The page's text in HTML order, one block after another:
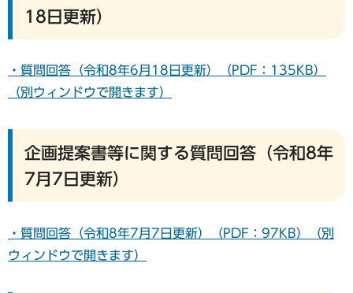
18日更新）
・質問回答（令和8年6月18日更新）（PDF：135KB）
（別ウィンドウで開きます）
企画提案書等に関する質問回答（令和8年
7月7日更新）
・質問回答（令和8年7月7日更新）（PDF：97KB）（別
ウィンドウで開きます）